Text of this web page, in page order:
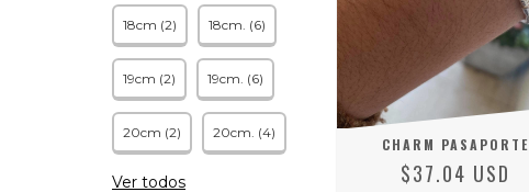
18cm (2) 18cm. (6)
19cm (2) 19cm. (6)
20cm (2) 20cm. (4)
Ver todos
CHARM PASAPORTE
$37.04 USD